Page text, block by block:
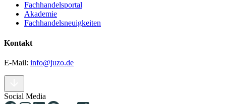
Fachhandelsportal
Akademie
Fachhandelsneuigkeiten
Kontakt
E-Mail: info@juzo.de
Social Media